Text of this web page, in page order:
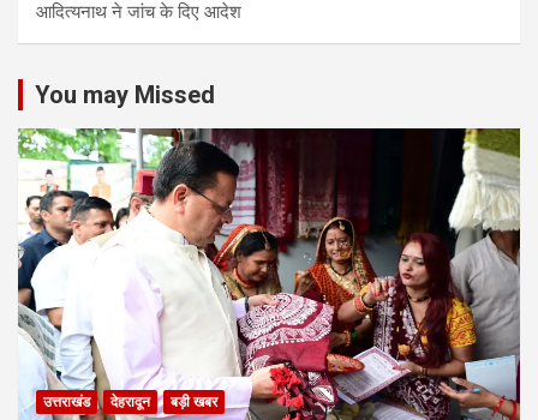
आद‍ित्‍यनाथ ने जांच के द‍िए आदेश
You may Missed
उत्तराखंड देहरादून बड़ी खबर